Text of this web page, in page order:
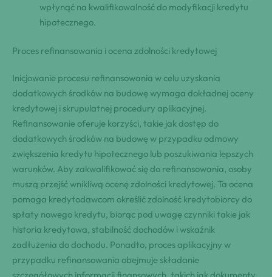
wpłynąć na kwalifikowalność do modyfikacji kredytu
hipotecznego.
Proces refinansowania i ocena zdolności kredytowej
Inicjowanie procesu refinansowania w celu uzyskania
dodatkowych środków na budowę wymaga dokładnej oceny
kredytowej i skrupulatnej procedury aplikacyjnej.
Refinansowanie oferuje korzyści, takie jak dostęp do
dodatkowych środków na budowę w przypadku odmowy
zwiększenia kredytu hipotecznego lub poszukiwania lepszych
warunków. Aby zakwalifikować się do refinansowania, osoby
muszą przejść wnikliwą ocenę zdolności kredytowej. Ta ocena
pomaga kredytodawcom określić zdolność kredytobiorcy do
spłaty nowego kredytu, biorąc pod uwagę czynniki takie jak
historia kredytowa, stabilność dochodów i wskaźnik
zadłużenia do dochodu. Ponadto, proces aplikacyjny w
przypadku refinansowania obejmuje składanie